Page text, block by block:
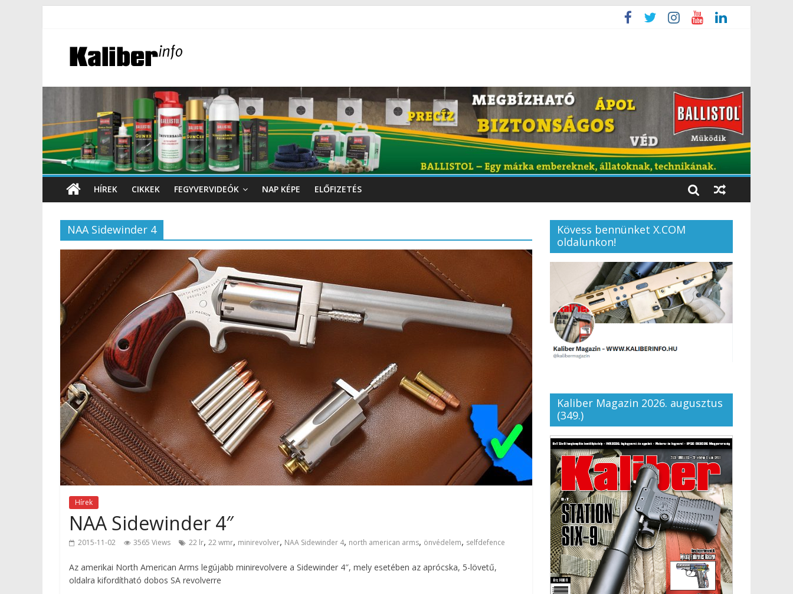
HÍREK CIKKEK FEGYVERVIDEÓK NAP KÉPE ELŐFIZETÉS
NAA Sidewinder 4
Hírek
NAA Sidewinder 4″
2015-11-02 3565 Views 22 lr, 22 wmr, minirevolver, NAA Sidewinder 4, north american arms, önvédelem, selfdefence
Az amerikai North American Arms legújabb minirevolvere a Sidewinder 4″, mely esetében az aprócska, 5-lövetű,
oldalra kifordítható dobos SA revolverre
Kövess bennünket X.COM
oldalunkon!
Kaliber Magazin 2026. augusztus
(349.)